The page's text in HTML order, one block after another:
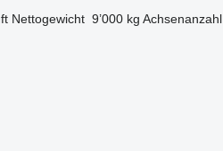
Nettogewicht 9’000 kg Achsenanzahl